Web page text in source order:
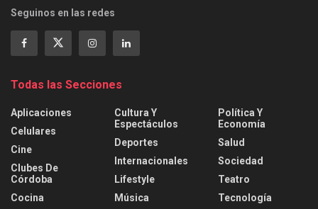
Seguinos en las redes
Todas las Secciones
Aplicaciones
Celulares
Cine
Clubes De
Córdoba
Cocina
Cultura Y
Espectáculos
Deportes
Internacionales
Lifestyle
Música
Política Y
Economía
Salud
Sociedad
Teatro
Tecnología